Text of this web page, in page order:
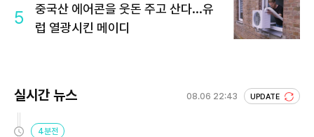
5
중국산 에어콘을 웃돈 주고 산다...유
럽 열광시킨 메이디
실시간 뉴스 08.06 22:43 UPDATE
4분전